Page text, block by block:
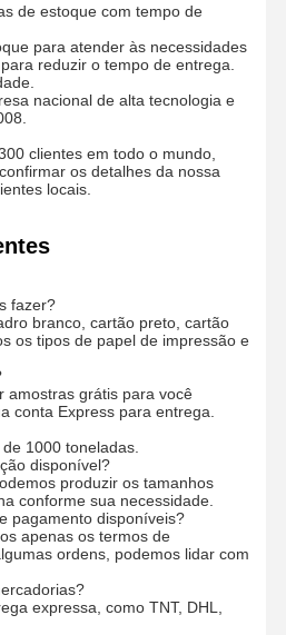
de estoque com tempo de
para atender às necessidades
reduzir o tempo de entrega.
nacional de alta tecnologia e
clientes em todo o mundo,
os detalhes da nossa
locais.
fazer?
branco, cartão preto, cartão
os tipos de papel de impressão e
amostras grátis para você
conta Express para entrega.
1000 toneladas.
disponível?
produzir os tamanhos
conforme sua necessidade.
pagamento disponíveis?
apenas os termos de
ordens, podemos lidar com
expressa, como TNT, DHL,